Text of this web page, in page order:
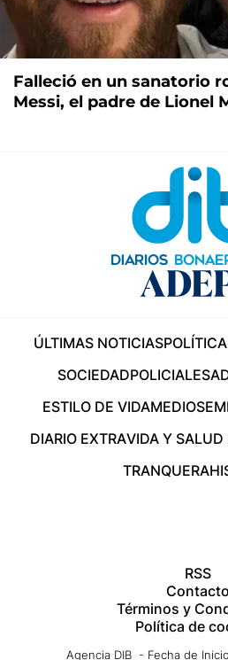
Falleció en un sanatorio
Messi, el padre de Lionel
ÚLTIMAS NOTICIASPOLÍTICA
SOCIEDADPOLICIALES
ESTILO DE VIDAMEDIOS
DIARIO EXTRAVIDA Y SALUD
TRANQUERA
RSS
Contacto
Términos y
Política de
Agencia DIB - Fecha de